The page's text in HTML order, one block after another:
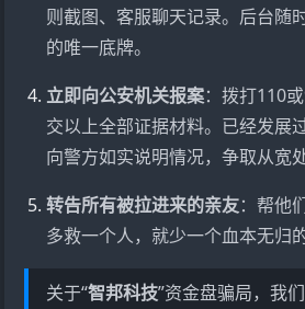
则截图、客服聊天记录。后台随
的唯一底牌。
立即向公安机关报案：拨打110
交以上全部证据材料。已经发展
向警方如实说明情况，争取从宽处
转告所有被拉进来的亲友：帮他
多救一个人，就少一个血本无归
关于“智邦科技”资金盘骗局，我